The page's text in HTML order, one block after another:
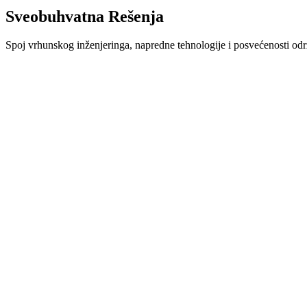
Sveobuhvatna Rešenja
Spoj vrhunskog inženjeringa, napredne tehnologije i posvećenosti